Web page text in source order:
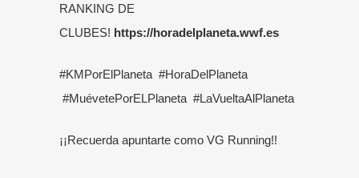
RANKING DE
CLUBES! https://horadelplaneta.wwf.es
#KMPorElPlaneta #HoraDelPlaneta
#MuévetePorELPlaneta #LaVueltaAlPlaneta
¡¡Recuerda apuntarte como VG Running!!